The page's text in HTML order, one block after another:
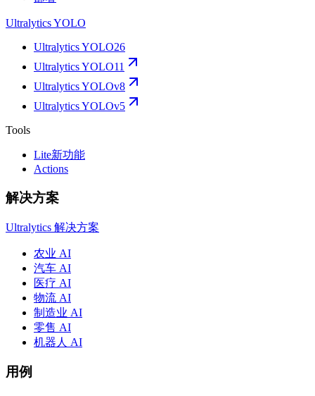
Ultralytics YOLO
Ultralytics YOLO26
Ultralytics YOLO11
Ultralytics YOLOv8
Ultralytics YOLOv5
Tools
Lite新功能
Actions
解决方案
Ultralytics 解决方案
农业 AI
汽车 AI
医疗 AI
物流 AI
制造业 AI
零售 AI
机器人 AI
用例